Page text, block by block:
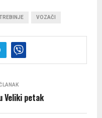
VOZAČI
Veliki petak